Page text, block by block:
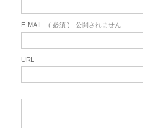
E-MAIL ( 必須 ) - 公開されません -
URL